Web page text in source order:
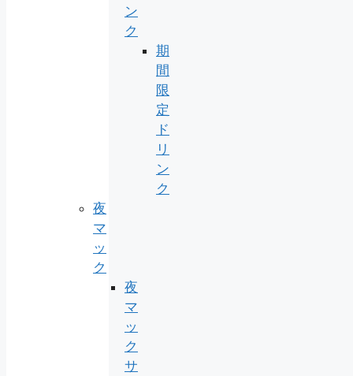
ン
ク
期
間
限
定
ド
リ
ン
ク
夜
マ
ッ
ク
夜
マ
ッ
ク
サ